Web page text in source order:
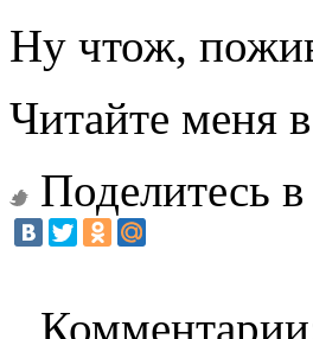
Ну чтож,
Читайте меня
Поделитесь